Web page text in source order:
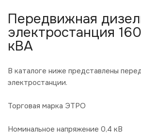
Передвижная
электростанция
кВА
В каталоге ниже представлены
электростанции.
Торговая марка ЭТРО
Номинальное напряжение 0,4 кВ